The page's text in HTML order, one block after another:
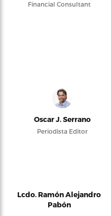
Financial Consultant
Oscar J. Serrano
Periodista Editor
Lcdo. Ramón Alejandro
Pabón